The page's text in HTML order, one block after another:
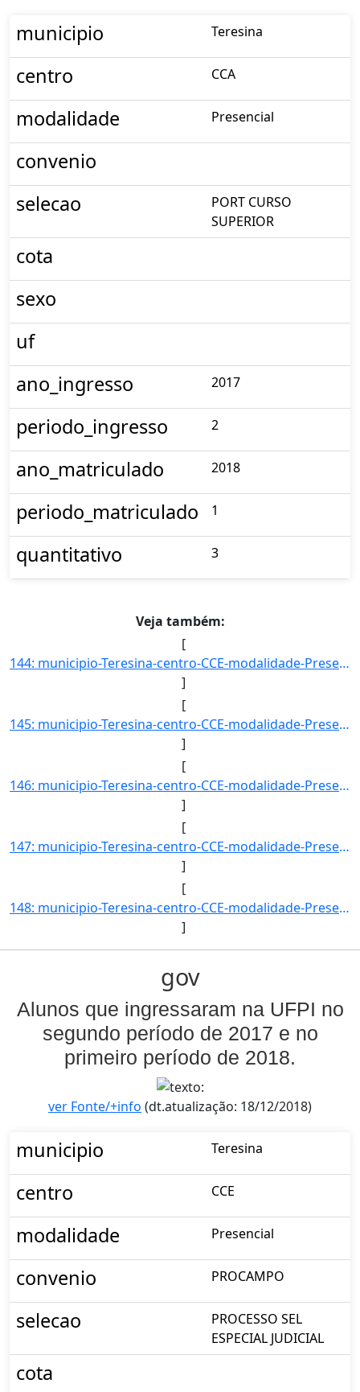
municipio Teresina
centro CCA
modalidade Presencial
convenio
selecao
PORT CURSO
SUPERIOR
cota
sexo
uf
ano_ingresso
2017
periodo_ingresso 2
ano_matriculado 2018
periodo_matriculado 1
quantitativo 3
Veja também:
[
144: municipio-Teresina-centro-CCE-modalidade-Presencial-convenio-PROCAMPO-selecao-PROCESSO_SEL_ESPECIAL_]
]
[
145: municipio-Teresina-centro-CCE-modalidade-Presencial-convenio-PROCAMPO-selecao-PROCESSO_SELETIVO-cota]
]
[
146: municipio-Teresina-centro-CCE-modalidade-Presencial-convenio-PROCAMPO-selecao-PROCESSO_SELETIVO_ESPE]
]
[
147: municipio-Teresina-centro-CCE-modalidade-Presencial-convenio--selecao-SISU_COTA-cota-AA-1-sexo--uf--]
]
[
148: municipio-Teresina-centro-CCE-modalidade-Presencial-convenio--selecao-SISU_COTA-cota-AA-2-sexo-F-uf-]
]
gov
Alunos que ingressaram na UFPI no
segundo período de 2017 e no
primeiro período de 2018.
ver Fonte/+info (dt.atualização: 18/12/2018)
municipio Teresina
centro CCE
modalidade Presencial
convenio PROCAMPO
selecao
PROCESSO SEL
ESPECIAL JUDICIAL
cota